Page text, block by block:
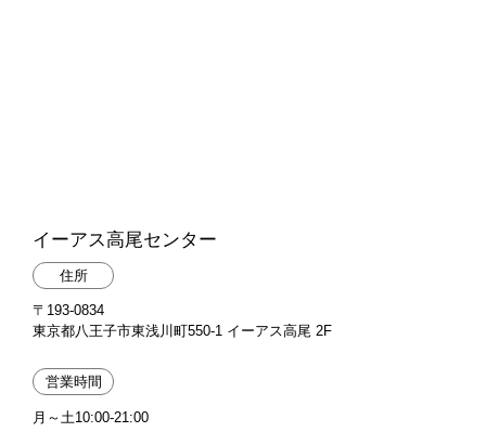
イーアス高尾センター
住所
〒193-0834
東京都八王子市東浅川町550-1 イーアス高尾 2F
営業時間
月～土10:00-21:00